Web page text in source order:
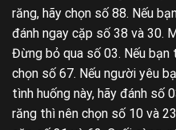
răng, hãy chọn số 88. Nếu
đánh ngay cặp số 38 và 30.
Đừng bỏ qua số 03. Nếu bạn
chọn số 67. Nếu người yêu
tình huống này, hãy đánh số
răng thì nên chọn số 10 và